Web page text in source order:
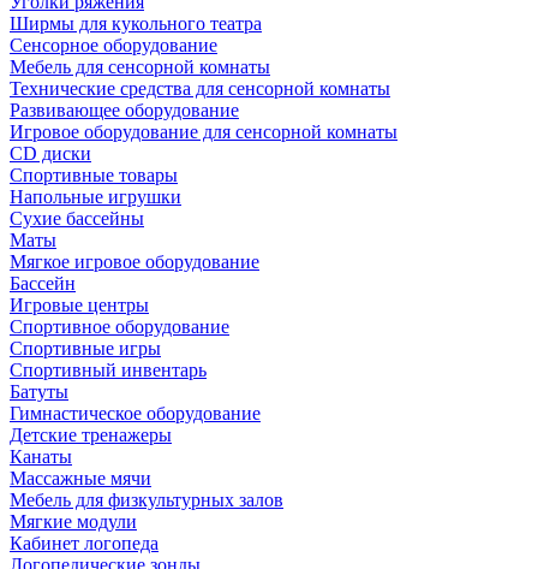
Ширмы для кукольного театра
Сенсорное оборудование
Мебель для сенсорной комнаты
Технические средства для сенсорной комнаты
Развивающее оборудование
Игровое оборудование для сенсорной комнаты
CD диски
Спортивные товары
Напольные игрушки
Сухие бассейны
Маты
Мягкое игровое оборудование
Бассейн
Игровые центры
Спортивное оборудование
Спортивные игры
Спортивный инвентарь
Батуты
Гимнастическое оборудование
Детские тренажеры
Канаты
Массажные мячи
Мебель для физкультурных залов
Мягкие модули
Кабинет логопеда
Логопедические зонды